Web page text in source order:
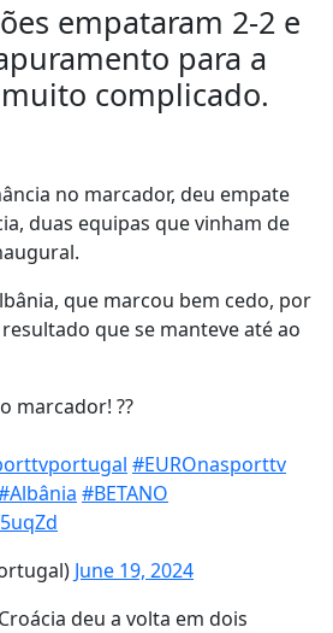
empataram 2-2 e
para a
complicado.
no marcador, deu empate
duas equipas que vinham de
que marcou bem cedo, por
que se manteve até ao
marcador! ??
#EUROnasporttv
#BETANO
June 19, 2024
deu a volta em dois